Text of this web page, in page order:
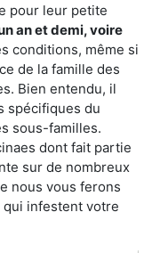
pour leur petite
an et demi, voire
conditions, même si
de la famille des
Bien entendu, il
spécifiques du
sous-familles.
dont fait partie
sur de nombreux
nous vous ferons
infestent votre